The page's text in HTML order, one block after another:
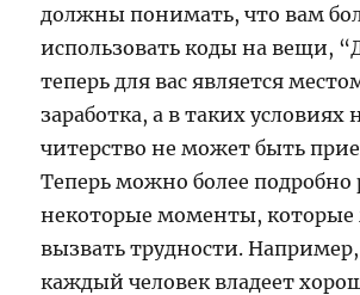
должны понимать, что вам
использовать коды на вещи,
теперь для вас является
заработка, а в таких условиях
читерство не может быть
Теперь можно более подробно
некоторые моменты, которые
вызвать трудности. Например,
каждый человек владеет